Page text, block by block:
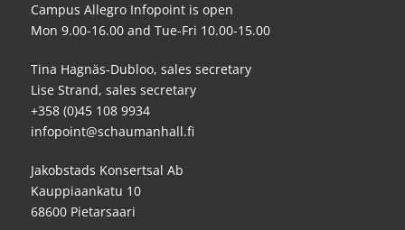
Campus Allegro Infopoint is open
Mon 9.00-16.00 and Tue-Fri 10.00-15.00
Tina Hagnäs-Dubloo, sales secretary
Lise Strand, sales secretary
+358 (0)45 108 9934
infopoint@schaumanhall.fi
Jakobstads Konsertsal Ab
Kauppiaankatu 10
68600 Pietarsaari